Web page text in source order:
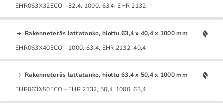
EHR063X32ECO - 32,4, 1000, 63,4, EHR 2132
Rakenneteräs lattatanko, hiottu 63,4 x 40,4 x 1000 mm
EHR063X40ECO - 1000, 63,4, EHR 2132, 40,4
Rakenneteräs lattatanko, hiottu 63,4 x 50,4 x 1000 mm
EHR063X50ECO - EHR 2132, 50,4, 1000, 63,4